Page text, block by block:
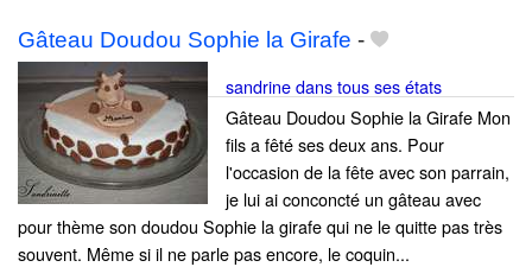
Gâteau Doudou Sophie la Girafe -
sandrine dans tous ses états
Gâteau Doudou Sophie la Girafe Mon
fils a fêté ses deux ans. Pour
l'occasion de la fête avec son parrain,
je lui ai conconcté un gâteau avec
pour thème son doudou Sophie la girafe qui ne le quitte pas très
souvent. Même si il ne parle pas encore, le coquin...